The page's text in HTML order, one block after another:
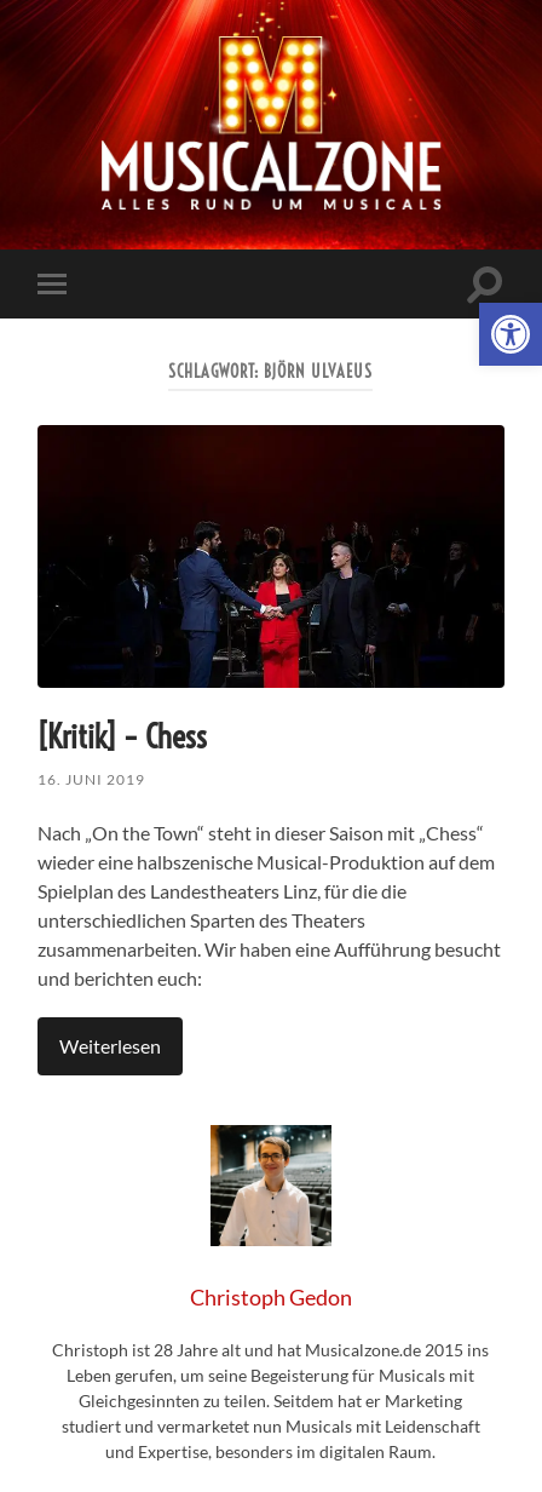
Musicalzone.de
Mobile-
Menü
ein-/
SCHLAGWORT: BJÖRN ULVAEUS
[Kritik] – Chess
16. JUNI 2019
Nach „On the Town“ steht in dieser Saison mit „Chess“
wieder eine halbszenische Musical-Produktion auf dem
Spielplan des Landestheaters Linz, für die die
unterschiedlichen Sparten des Theaters
zusammenarbeiten. Wir haben eine Aufführung besucht
und berichten euch:
Weiterlesen
Christoph Gedon
Christoph ist 28 Jahre alt und hat Musicalzone.de 2015 ins
Leben gerufen, um seine Begeisterung für Musicals mit
Gleichgesinnten zu teilen. Seitdem hat er Marketing
studiert und vermarketet nun Musicals mit Leidenschaft
und Expertise, besonders im digitalen Raum.